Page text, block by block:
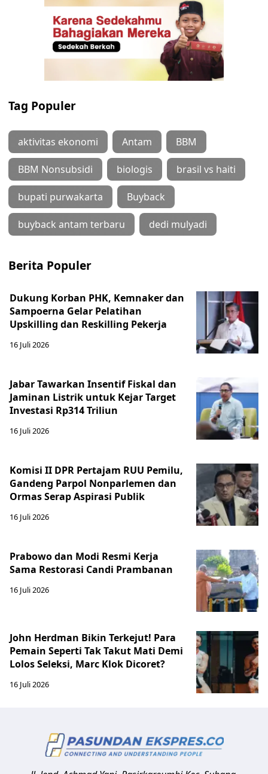
Tag Populer
aktivitas ekonomi Antam BBM
BBM Nonsubsidi biologis brasil vs haiti
bupati purwakarta Buyback
buyback antam terbaru dedi mulyadi
Berita Populer
Dukung Korban PHK, Kemnaker dan
Sampoerna Gelar Pelatihan
Upskilling dan Reskilling Pekerja
16 Juli 2026
Jabar Tawarkan Insentif Fiskal dan
Jaminan Listrik untuk Kejar Target
Investasi Rp314 Triliun
16 Juli 2026
Komisi II DPR Pertajam RUU Pemilu,
Gandeng Parpol Nonparlemen dan
Ormas Serap Aspirasi Publik
16 Juli 2026
Prabowo dan Modi Resmi Kerja
Sama Restorasi Candi Prambanan
16 Juli 2026
John Herdman Bikin Terkejut! Para
Pemain Seperti Tak Takut Mati Demi
Lolos Seleksi, Marc Klok Dicoret?
16 Juli 2026